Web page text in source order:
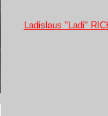
Ladislaus "Ladi"